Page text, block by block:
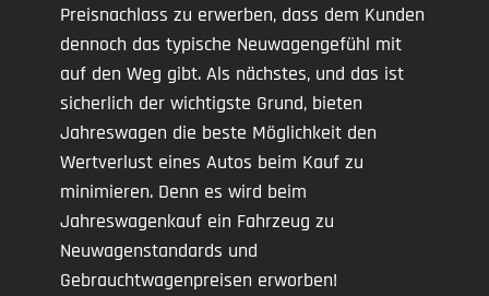
Preisnachlass zu erwerben, dass dem Kunden
dennoch das typische Neuwagengefühl mit
auf den Weg gibt. Als nächstes, und das ist
sicherlich der wichtigste Grund, bieten
Jahreswagen die beste Möglichkeit den
Wertverlust eines Autos beim Kauf zu
minimieren. Denn es wird beim
Jahreswagenkauf ein Fahrzeug zu
Neuwagenstandards und
Gebrauchtwagenpreisen erworben!